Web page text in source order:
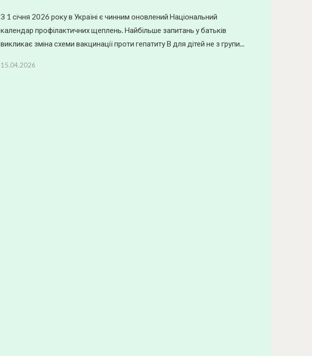
З 1 січня 2026 року в Україні є чинним оновлений Національний
календар профілактичних щеплень. Найбільше запитань у батьків
викликає зміна схеми вакцинації проти гепатиту В для дітей не з групи...
15.04.2026